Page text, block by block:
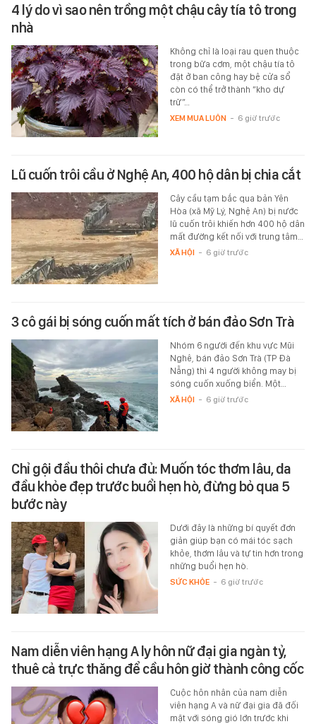
4 lý do vì sao nên trồng một chậu cây tía tô trong
nhà
Không chỉ là loại rau quen thuộc
trong bữa cơm, một chậu tía tô
đặt ở ban công hay bệ cửa sổ
còn có thể trở thành “kho dự
trữ”…
XEM MUA LUÔN - 6 giờ trước
Lũ cuốn trôi cầu ở Nghệ An, 400 hộ dân bị chia cắt
Cây cầu tạm bắc qua bản Yên
Hòa (xã Mỹ Lý, Nghệ An) bị nước
lũ cuốn trôi khiến hơn 400 hộ dân
mất đường kết nối với trung tâm…
XÃ HỘI - 6 giờ trước
3 cô gái bị sóng cuốn mất tích ở bán đảo Sơn Trà
Nhóm 6 người đến khu vực Mũi
Nghê, bán đảo Sơn Trà (TP Đà
Nẵng) thì 4 người không may bị
sóng cuốn xuống biển. Một…
XÃ HỘI - 6 giờ trước
Chỉ gội đầu thôi chưa đủ: Muốn tóc thơm lâu, da
đầu khỏe đẹp trước buổi hẹn hò, đừng bỏ qua 5
bước này
Dưới đây là những bí quyết đơn
giản giúp bạn có mái tóc sạch
khỏe, thơm lâu và tự tin hơn trong
những buổi hẹn hò.
SỨC KHỎE - 6 giờ trước
Nam diễn viên hạng A ly hôn nữ đại gia ngàn tỷ,
thuê cả trực thăng để cầu hôn giờ thành công cốc
Cuộc hôn nhân của nam diễn
viên hạng A và nữ đại gia đã đối
mặt với sóng gió lớn trước khi